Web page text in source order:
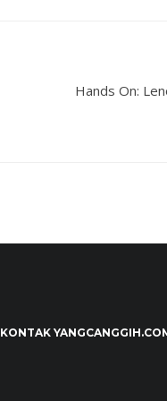
Hands On:
KONTAK